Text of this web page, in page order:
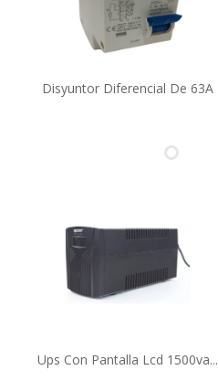
Disyuntor Diferencial De 63A
Ups Con Pantalla Lcd 1500va...